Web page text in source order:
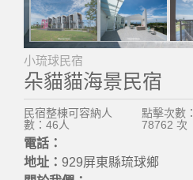
小琉球民宿
朵貓貓海景民宿
民宿整棟可容納人
數：46人
點擊次數：
78762 次
電話：
地址： 929屏東縣琉球鄉